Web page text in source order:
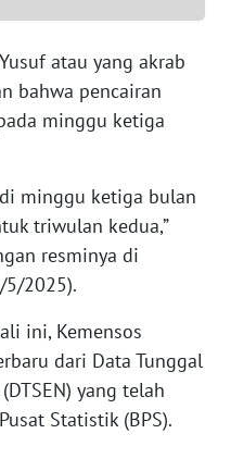
atau yang akrab
bahwa pencairan
minggu ketiga
minggu ketiga bulan
triwulan kedua,”
resminya di
5/2025).
ini, Kemensos
dari Data Tunggal
yang telah
Statistik (BPS).